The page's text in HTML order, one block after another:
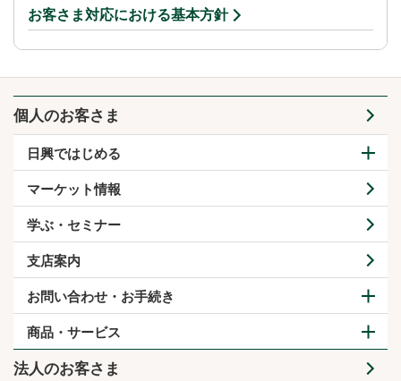
お客さま対応における基本方針
個人のお客さま
日興ではじめる
マーケット情報
学ぶ・セミナー
支店案内
お問い合わせ・お手続き
商品・サービス
法人のお客さま